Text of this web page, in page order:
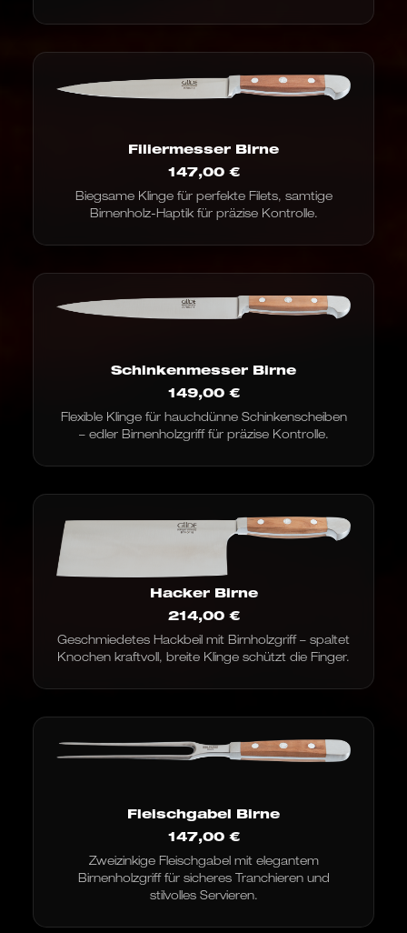
Filiermesser Birne
147,00 €
Biegsame Klinge für perfekte Filets, samtige
Birnenholz-Haptik für präzise Kontrolle.
Schinkenmesser Birne
149,00 €
Flexible Klinge für hauchdünne Schinkenscheiben
– edler Birnenholzgriff für präzise Kontrolle.
Hacker Birne
214,00 €
Geschmiedetes Hackbeil mit Birnholzgriff – spaltet
Knochen kraftvoll, breite Klinge schützt die Finger.
Fleischgabel Birne
147,00 €
Zweizinkige Fleischgabel mit elegantem
Birnenholzgriff für sicheres Tranchieren und
stilvolles Servieren.